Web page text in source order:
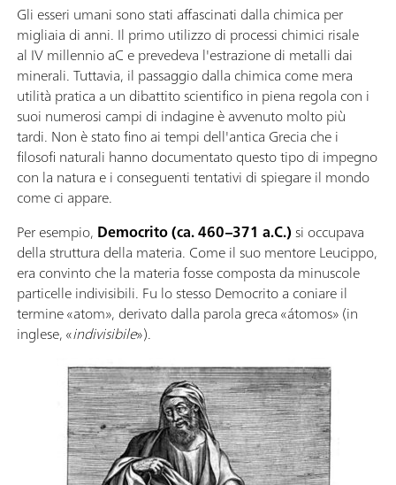
Gli esseri umani sono stati affascinati dalla chimica per
migliaia di anni. Il primo utilizzo di processi chimici risale
al IV millennio aC e prevedeva l'estrazione di metalli dai
minerali. Tuttavia, il passaggio dalla chimica come mera
utilità pratica a un dibattito scientifico in piena regola con i
suoi numerosi campi di indagine è avvenuto molto più
tardi. Non è stato fino ai tempi dell'antica Grecia che i
filosofi naturali hanno documentato questo tipo di impegno
con la natura e i conseguenti tentativi di spiegare il mondo
come ci appare.
Per esempio, Democrito (ca. 460–371 a.C.)si occupava
della struttura della materia. Come il suo mentore Leucippo,
era convinto che la materia fosse composta da minuscole
particelle indivisibili. Fu lo stesso Democrito a coniare il
termine «atom», derivato dalla parola greca «átomos» (in
inglese, «indivisibile»).